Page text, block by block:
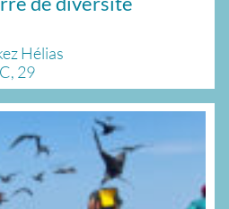
Hélias
29